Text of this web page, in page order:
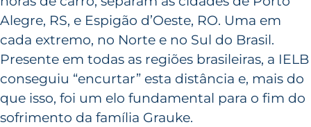
Alegre, RS, e Espigão d’Oeste, RO. Uma em
cada extremo, no Norte e no Sul do Brasil.
Presente em todas as regiões brasileiras, a IELB
conseguiu “encurtar” esta distância e, mais do
que isso, foi um elo fundamental para o fim do
sofrimento da família Grauke.